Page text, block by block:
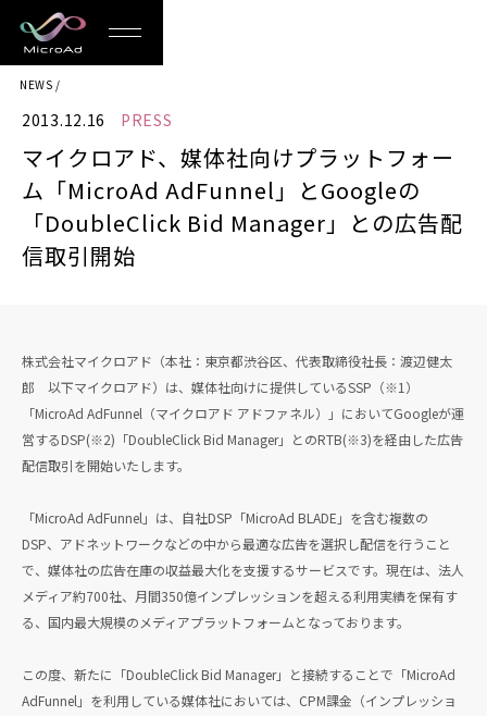
MicroAd
-
Redesigning
the
Future
Life
NEWS
2013.12.16 PRESS
マイクロアド、媒体社向けプラットフォー
ム「MicroAd AdFunnel」とGoogleの
「DoubleClick Bid Manager」との広告配
信取引開始
株式会社マイクロアド（本社：東京都渋谷区、代表取締役社長：渡辺健太
郎 以下マイクロアド）は、媒体社向けに提供しているSSP（※1）
「MicroAd AdFunnel（マイクロアド アドファネル）」においてGoogleが運
営するDSP(※2)「DoubleClick Bid Manager」とのRTB(※3)を経由した広告
配信取引を開始いたします。
「MicroAd AdFunnel」は、自社DSP「MicroAd BLADE」を含む複数の
DSP、アドネットワークなどの中から最適な広告を選択し配信を行うこと
で、媒体社の広告在庫の収益最大化を支援するサービスです。現在は、法人
メディア約700社、月間350億インプレッションを超える利用実績を保有す
る、国内最大規模のメディアプラットフォームとなっております。
この度、新たに「DoubleClick Bid Manager」と接続することで「MicroAd
AdFunnel」を利用している媒体社においては、CPM課金（インプレッショ